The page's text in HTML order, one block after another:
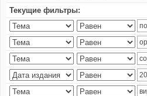
Текущие фильтры: